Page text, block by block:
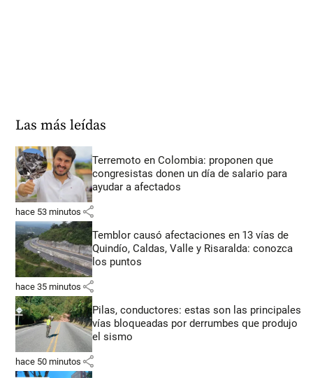
Las más leídas
Terremoto en Colombia: proponen que
congresistas donen un día de salario para
ayudar a afectados
hace 53 minutos share
Temblor causó afectaciones en 13 vías de
Quindío, Caldas, Valle y Risaralda: conozca
los puntos
hace 35 minutos share
Pilas, conductores: estas son las principales
vías bloqueadas por derrumbes que produjo
el sismo
hace 50 minutos share